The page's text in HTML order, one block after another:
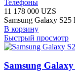
Телефоны
11 178 000 UZS
Samsung Galaxy
В корзину
Быстрый просмотр
Samsung